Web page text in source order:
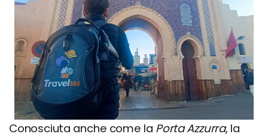
Conosciuta anche come la Porta Azzurra, la